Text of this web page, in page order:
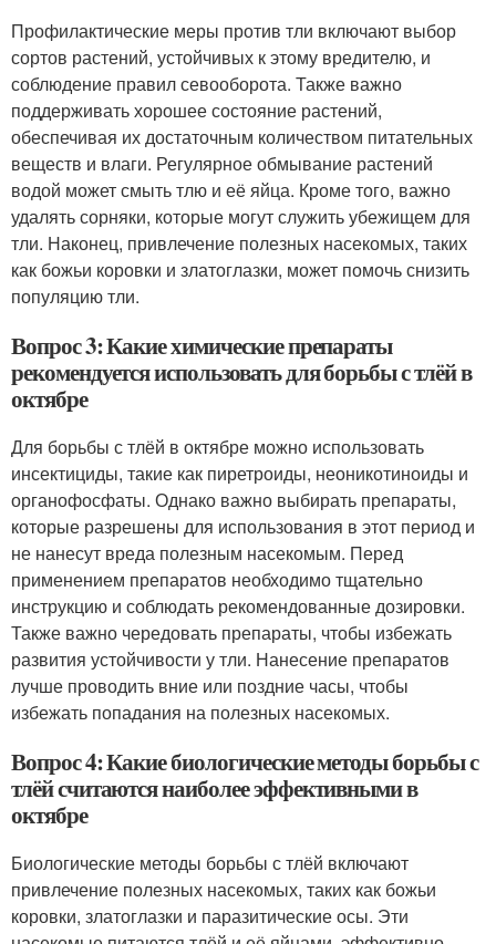
Профилактические меры против тли включают выбор
сортов растений, устойчивых к этому вредителю, и
соблюдение правил севооборота. Также важно
поддерживать хорошее состояние растений,
обеспечивая их достаточным количеством питательных
веществ и влаги. Регулярное обмывание растений
водой может смыть тлю и её яйца. Кроме того, важно
удалять сорняки, которые могут служить убежищем для
тли. Наконец, привлечение полезных насекомых, таких
как божьи коровки и златоглазки, может помочь снизить
популяцию тли.
Вопрос 3: Какие химические препараты
рекомендуется использовать для борьбы с тлёй в
октябре
Для борьбы с тлёй в октябре можно использовать
инсектициды, такие как пиретроиды, неоникотиноиды и
органофосфаты. Однако важно выбирать препараты,
которые разрешены для использования в этот период и
не нанесут вреда полезным насекомым. Перед
применением препаратов необходимо тщательно
инструкцию и соблюдать рекомендованные дозировки.
Также важно чередовать препараты, чтобы избежать
развития устойчивости у тли. Нанесение препаратов
лучше проводить вние или поздние часы, чтобы
избежать попадания на полезных насекомых.
Вопрос 4: Какие биологические методы борьбы с
тлёй считаются наиболее эффективными в
октябре
Биологические методы борьбы с тлёй включают
привлечение полезных насекомых, таких как божьи
коровки, златоглазки и паразитические осы. Эти